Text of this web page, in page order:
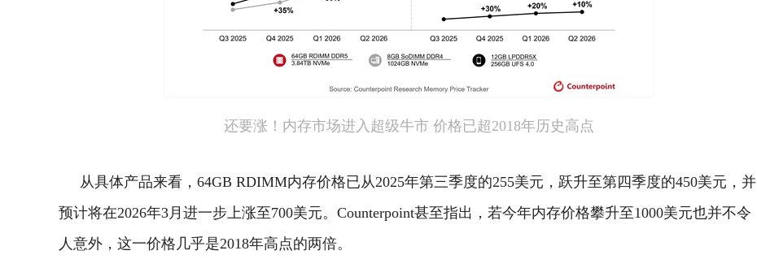
还要涨！内存市场进入超级牛市 价格已超2018年历史高点
从具体产品来看，64GB RDIMM内存价格已从2025年第三季度的255美元，跃升至第四季度的450美元，并
预计将在2026年3月进一步上涨至700美元。 Counterpoint甚至指出，若今年内存价格攀升至1000美元也并不令
人意外，这一价格几乎是2018年高点的两倍。